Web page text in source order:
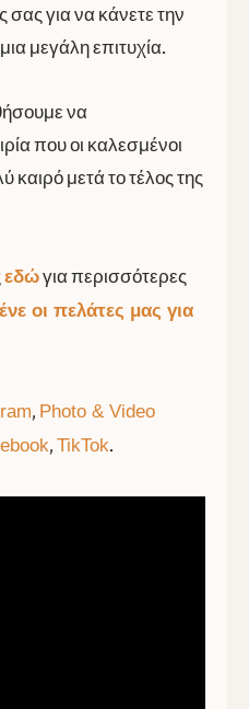
σας για να κάνετε την
μεγάλη επιτυχία.
να
που οι καλεσμένοι
καιρό μετά το τέλος της
εδώγια περισσότερες
οι πελάτες μας για
, Photo & Video
, TikTok.